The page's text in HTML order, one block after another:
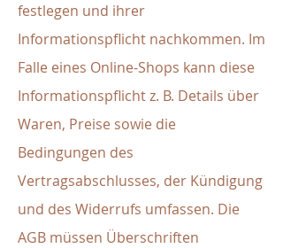
festlegen und ihrer
Informationspflicht nachkommen. Im
Falle eines Online-Shops kann diese
Informationspflicht z. B. Details über
Waren, Preise sowie die
Bedingungen des
Vertragsabschlusses, der Kündigung
und des Widerrufs umfassen. Die
AGB müssen Überschriften